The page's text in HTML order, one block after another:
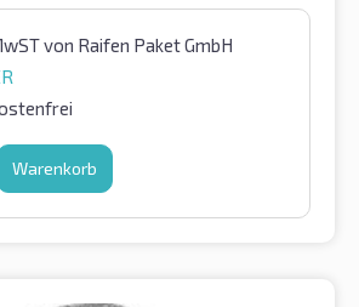
von Raifen Paket GmbH
Warenkorb